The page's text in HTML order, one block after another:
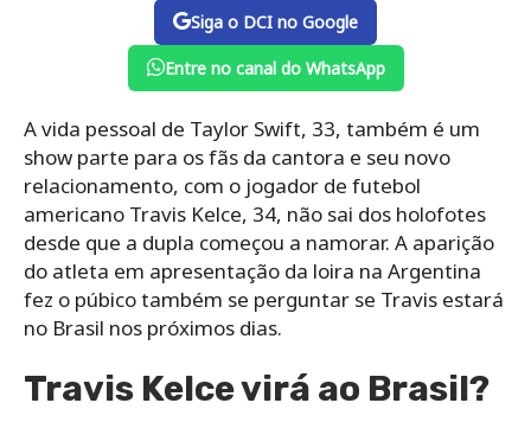
Siga o DCI no Google
Entre no canal do WhatsApp
A vida pessoal de Taylor Swift, 33, também é um
show parte para os fãs da cantora e seu novo
relacionamento, com o jogador de futebol
americano Travis Kelce, 34, não sai dos holofotes
desde que a dupla começou a namorar. A aparição
do atleta em apresentação da loira na Argentina
fez o púbico também se perguntar se Travis estará
no Brasil nos próximos dias.
Travis Kelce virá ao Brasil?